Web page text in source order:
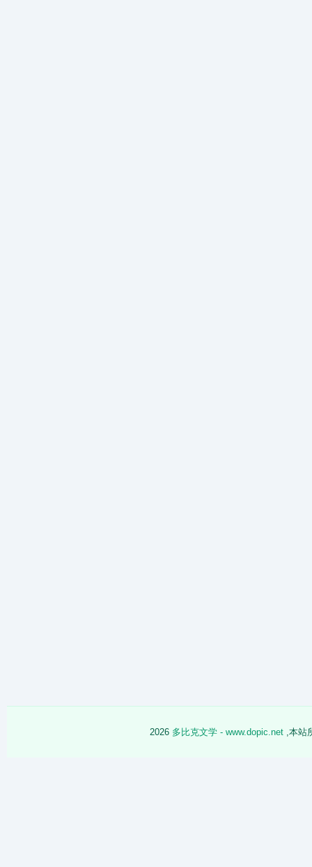
2026 多比克文学 - www.dopic.net ,本站